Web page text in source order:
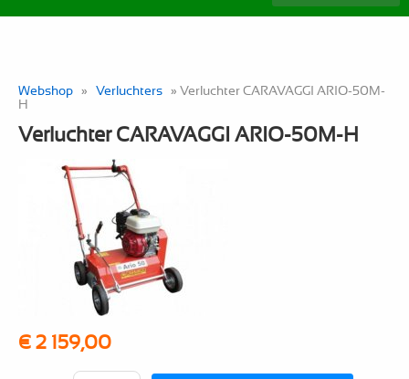
Webshop » Verluchters » Verluchter CARAVAGGI ARIO-50M-
H
Verluchter CARAVAGGI ARIO-50M-H
€ 2 159,00